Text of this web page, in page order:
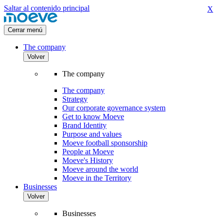
Saltar al contenido principal
Cerrar menú
The company
Volver
The company
The company
Strategy
Our corporate governance system
Get to know Moeve
Brand Identity
Purpose and values
Moeve football sponsorship
People at Moeve
Moeve's History
Moeve around the world
Moeve in the Territory
Businesses
Volver
Businesses
X